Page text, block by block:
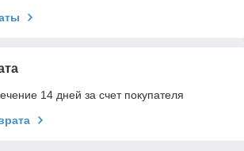
14 дней за счет покупателя